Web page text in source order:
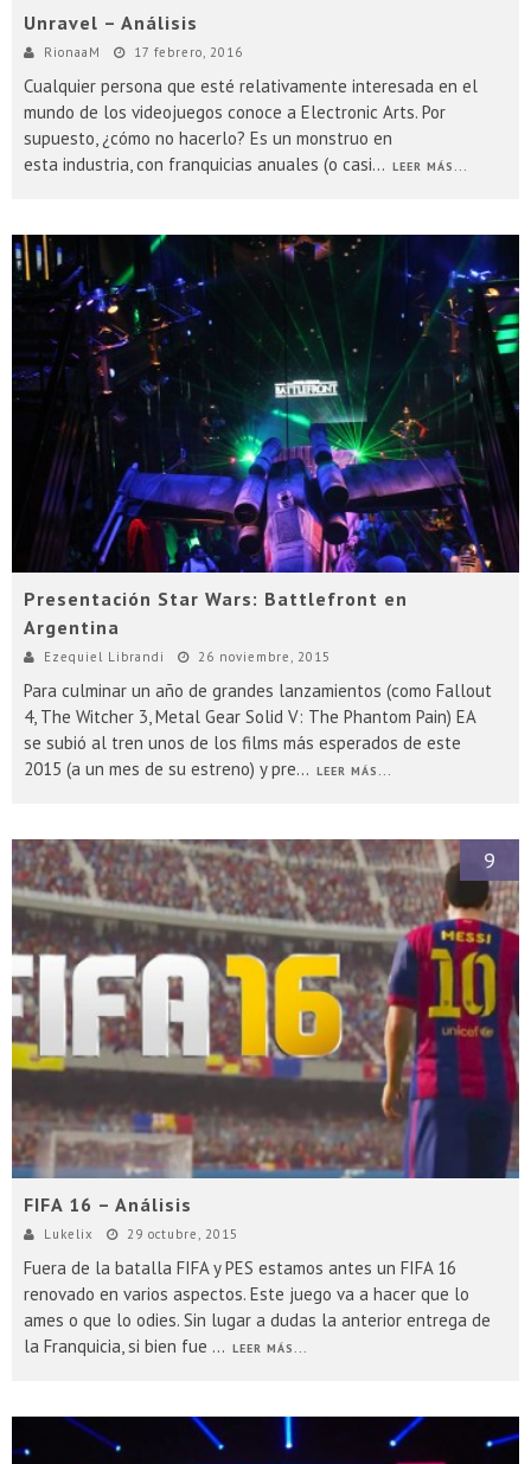
Unravel – Análisis
RionaaM 17 febrero, 2016
Cualquier persona que esté relativamente interesada en el
mundo de los videojuegos conoce a Electronic Arts. Por
supuesto, ¿cómo no hacerlo? Es un monstruo en
esta industria, con franquicias anuales (o casi... LEER MÁS...
Presentación Star Wars: Battlefront en
Argentina
Ezequiel Librandi 26 noviembre, 2015
Para culminar un año de grandes lanzamientos (como Fallout
4, The Witcher 3, Metal Gear Solid V: The Phantom Pain) EA
se subió al tren unos de los films más esperados de este
2015 (a un mes de su estreno) y pre... LEER MÁS...
9
FIFA 16 – Análisis
Lukelix 29 octubre, 2015
Fuera de la batalla FIFA y PES estamos antes un FIFA 16
renovado en varios aspectos. Este juego va a hacer que lo
ames o que lo odies. Sin lugar a dudas la anterior entrega de
la Franquicia, si bien fue ... LEER MÁS...